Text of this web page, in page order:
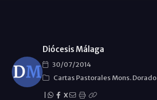
Diócesis Málaga
30/07/2014
Cartas Pastorales Mons. Dorado
X